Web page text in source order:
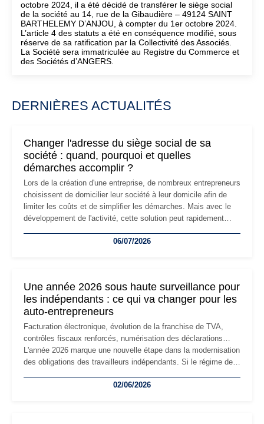
octobre 2024, il a été décidé de transférer le siège social
de la société au 14, rue de la Gibaudière – 49124 SAINT
BARTHELEMY D’ANJOU, à compter du 1er octobre 2024.
L’article 4 des statuts a été en conséquence modifié, sous
réserve de sa ratification par la Collectivité des Associés.
La Société sera immatriculée au Registre du Commerce et
des Sociétés d’ANGERS.
DERNIÈRES ACTUALITÉS
Changer l'adresse du siège social de sa
société : quand, pourquoi et quelles
démarches accomplir ?
Lors de la création d'une entreprise, de nombreux entrepreneurs
choisissent de domicilier leur société à leur domicile afin de
limiter les coûts et de simplifier les démarches. Mais avec le
développement de l'activité, cette solution peut rapidement
professionnels, recrutement, image de marque… Le
06/07/2026
Une année 2026 sous haute surveillance pour
les indépendants : ce qui va changer pour les
auto-entrepreneurs
Facturation électronique, évolution de la franchise de TVA,
contrôles fiscaux renforcés, numérisation des déclarations…
L'année 2026 marque une nouvelle étape dans la modernisation
des obligations des travailleurs indépendants. Si le régime de
les auto-entrepreneurs devront s'adapter à un environnement
02/06/2026